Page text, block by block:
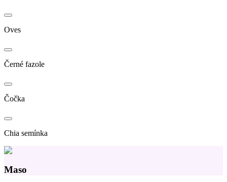
Oves
Černé fazole
Čočka
Chia semínka
Maso